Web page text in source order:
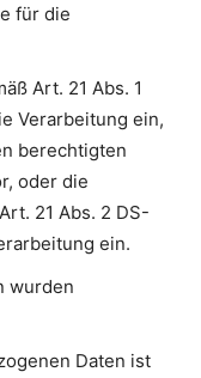
für die
Art. 21 Abs. 1
Verarbeitung ein,
berechtigten
oder die
21 Abs. 2 DS-
ein.
wurden
Daten ist